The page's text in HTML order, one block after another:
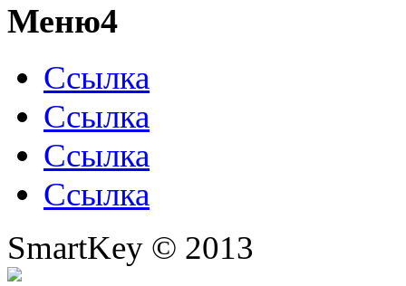
Меню4
Ссылка
Ссылка
Ссылка
Ссылка
SmartKey © 2013